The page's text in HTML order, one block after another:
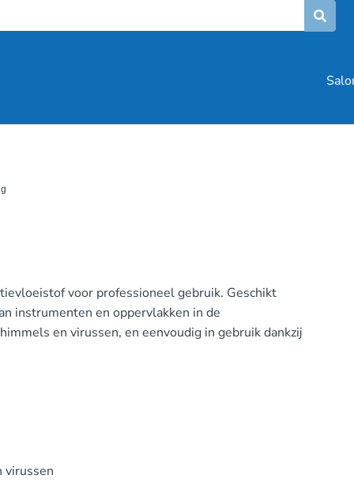
voor professioneel gebruik. Geschikt
instrumenten en oppervlakken in de
en virussen, en eenvoudig in gebruik dankzij
virussen